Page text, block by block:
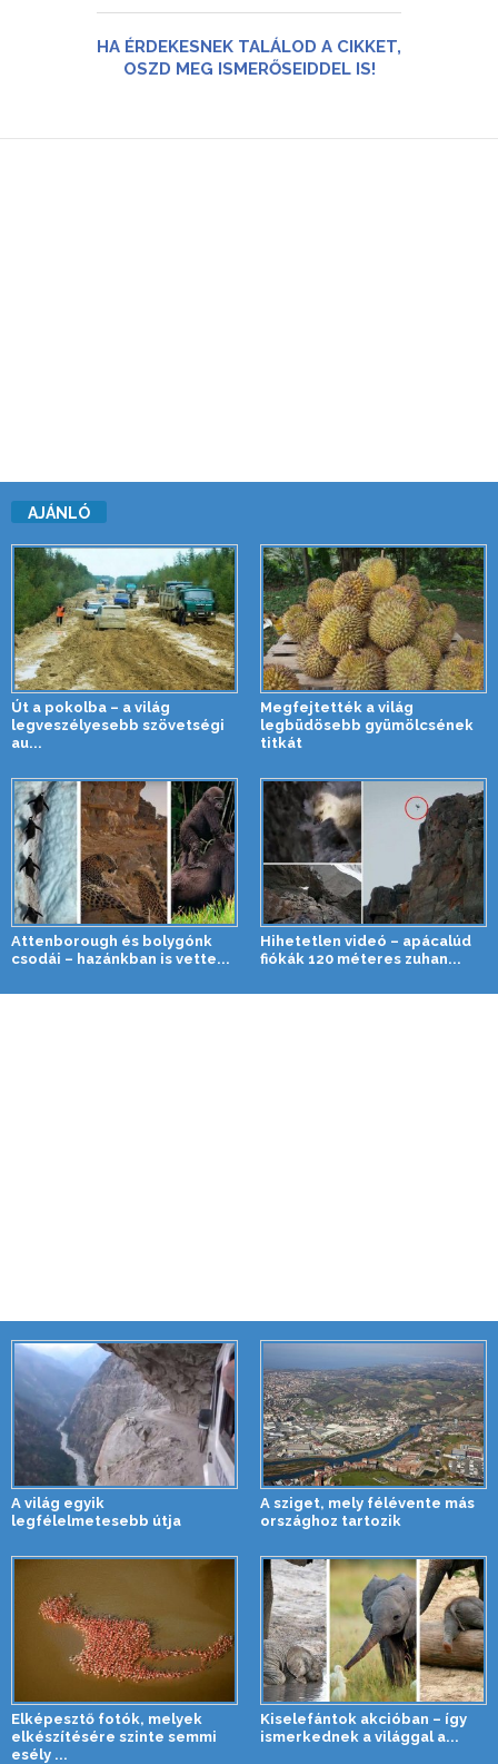
HA ÉRDEKESNEK TALÁLOD A CIKKET,
OSZD MEG ISMERŐSEIDDEL IS!
AJÁNLÓ
Út a pokolba – a világ
legveszélyesebb szövetségi
au...
Megfejtették a világ
legbüdösebb gyümölcsének
titkát
Attenborough és bolygónk
csodái – hazánkban is vette...
Hihetetlen videó – apácalúd
fiókák 120 méteres zuhan...
A világ egyik
legfélelmetesebb útja
A sziget, mely félévente más
országhoz tartozik
Elképesztő fotók, melyek
elkészítésére szinte semmi
esély ...
Kiselefántok akcióban – így
ismerkednek a világgal a...